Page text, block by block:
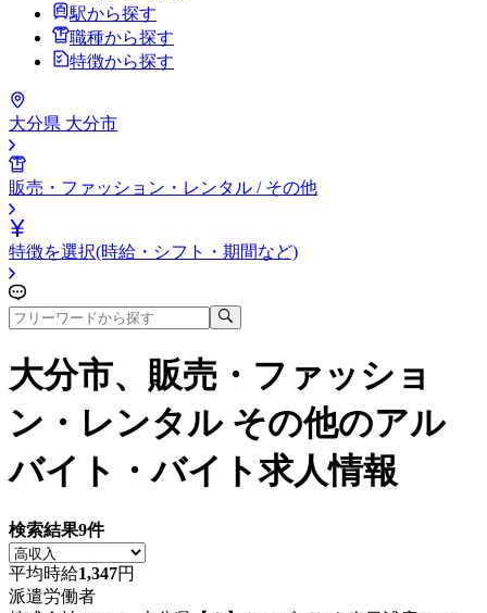
駅から探す
職種から探す
特徴から探す
大分県 大分市
販売・ファッション・レンタル / その他
特徴を選択(時給・シフト・期間など)
大分市、販売・ファッショ
ン・レンタル その他のアル
バイト・バイト求人情報
検索結果9件
平均時給1,347円
派遣労働者